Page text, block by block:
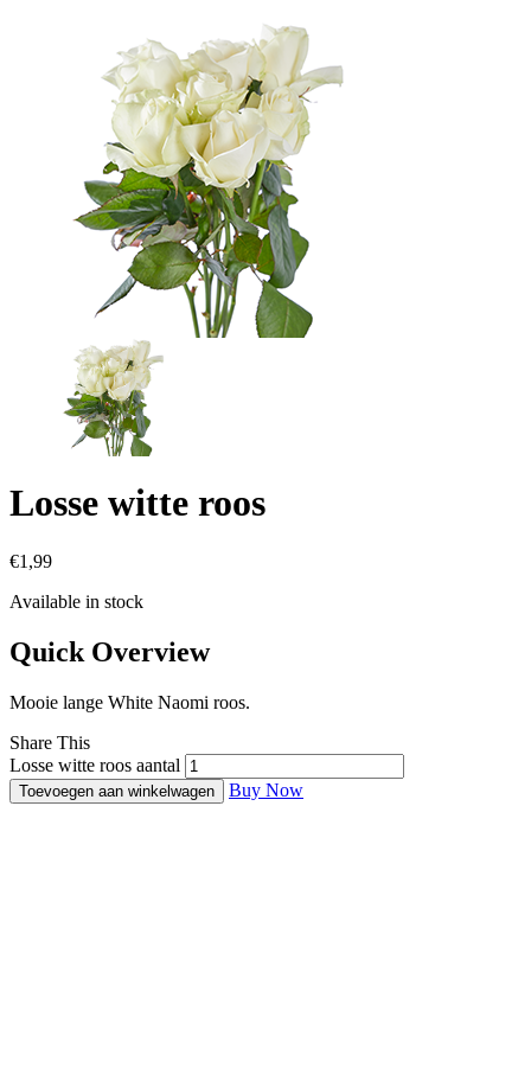
Losse witte roos
€1,99
Available in stock
Quick Overview
Mooie lange White Naomi roos.
Share This
Losse witte roos aantal
Toevoegen aan winkelwagen Buy Now